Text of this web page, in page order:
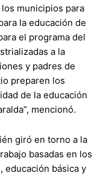
municipios para
la educación de
el programa del
a la
y padres de
preparen los
de la educación
mencionó.
giró en torno a la
basadas en los
educación básica y